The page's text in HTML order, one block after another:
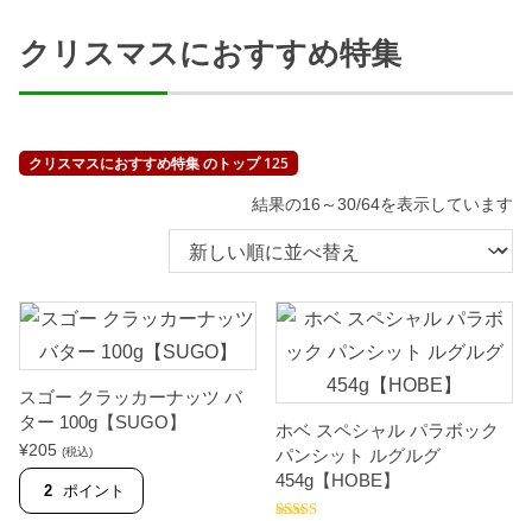
クリスマスにおすすめ特集
クリスマスにおすすめ特集 のトップ 125
結果の16～30/64を表示しています
し
スゴー クラッカーナッツ バ
ター 100g【SUGO】
¥205 (税込)
2 ポイント
ホベ スペシャル パラボック
パンシット ルグルグ
454g【HOBE】